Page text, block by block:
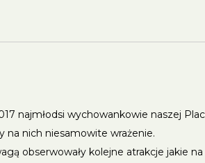
najmłodsi wychowankowie naszej
na nich niesamowite wrażenie.
obserwowały kolejne atrakcje jakie na